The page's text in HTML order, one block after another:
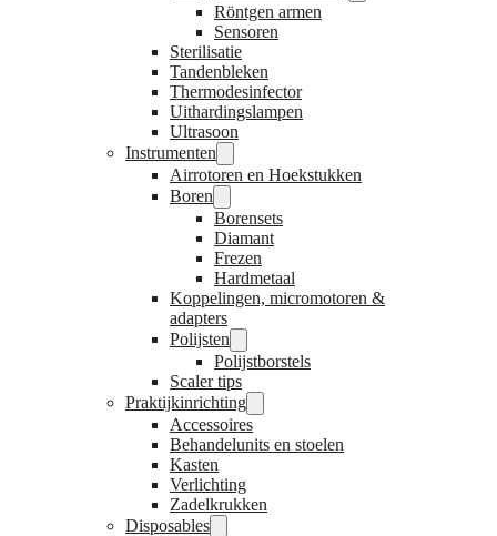
Röntgen armen
Sensoren
Sterilisatie
Tandenbleken
Thermodesinfector
Uithardingslampen
Ultrasoon
Instrumenten
Airrotoren en Hoekstukken
Boren
Borensets
Diamant
Frezen
Hardmetaal
Koppelingen, micromotoren &
adapters
Polijsten
Polijstborstels
Scaler tips
Praktijkinrichting
Accessoires
Behandelunits en stoelen
Kasten
Verlichting
Zadelkrukken
Disposables